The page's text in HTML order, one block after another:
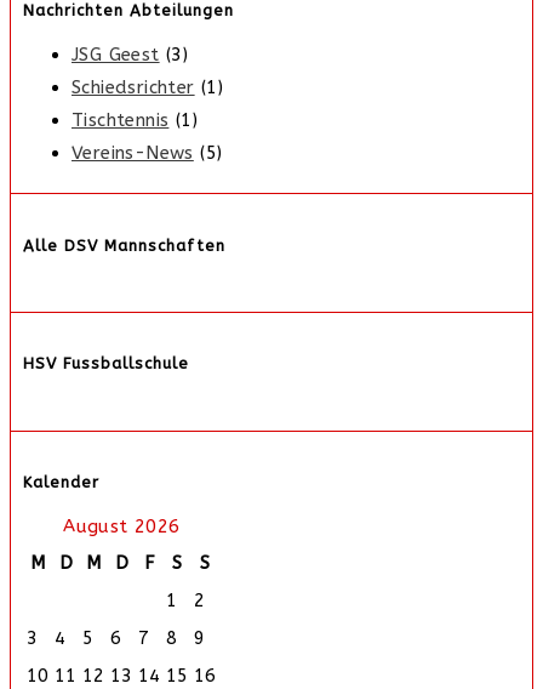
Nachrichten Abteilungen
JSG Geest (3)
Schiedsrichter (1)
Tischtennis (1)
Vereins-News (5)
Alle DSV Mannschaften
HSV Fussballschule
Kalender
August 2026
M
D M D F S
S
1
2
3
4 5 6 7 8
9
10 11 12 13 14 15 16